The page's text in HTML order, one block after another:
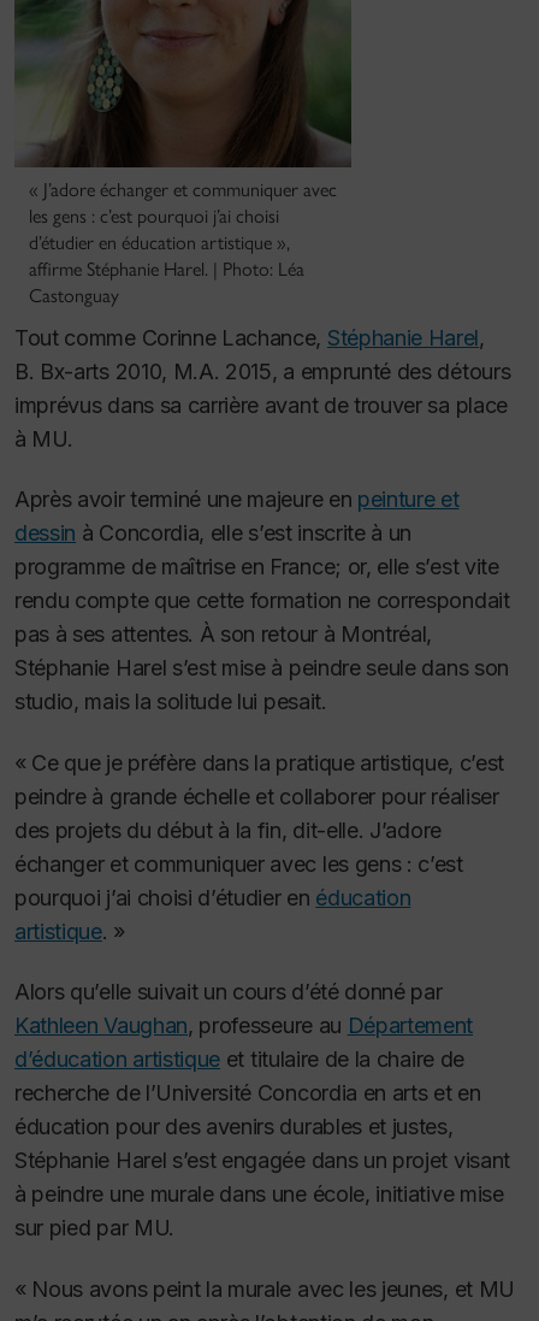
« J’adore échanger et communiquer avec
les gens : c’est pourquoi j’ai choisi
d’étudier en éducation artistique »,
affirme Stéphanie Harel. | Photo: Léa
Castonguay
Tout comme Corinne Lachance, Stéphanie Harel,
B. Bx-arts 2010, M.A. 2015, a emprunté des détours
imprévus dans sa carrière avant de trouver sa place
à MU.
Après avoir terminé une majeure en peinture et
dessin à Concordia, elle s’est inscrite à un
programme de maîtrise en France; or, elle s’est vite
rendu compte que cette formation ne correspondait
pas à ses attentes. À son retour à Montréal,
Stéphanie Harel s’est mise à peindre seule dans son
studio, mais la solitude lui pesait.
« Ce que je préfère dans la pratique artistique, c’est
peindre à grande échelle et collaborer pour réaliser
des projets du début à la fin, dit-elle. J’adore
échanger et communiquer avec les gens : c’est
pourquoi j’ai choisi d’étudier en éducation
artistique. »
Alors qu’elle suivait un cours d’été donné par
Kathleen Vaughan, professeure au Département
d’éducation artistique et titulaire de la chaire de
recherche de l’Université Concordia en arts et en
éducation pour des avenirs durables et justes,
Stéphanie Harel s’est engagée dans un projet visant
à peindre une murale dans une école, initiative mise
sur pied par MU.
« Nous avons peint la murale avec les jeunes, et MU